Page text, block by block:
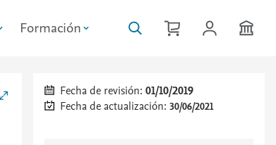
Formación
Fecha de revisión:01/10/2019
Fecha de actualización: 30/06/2021